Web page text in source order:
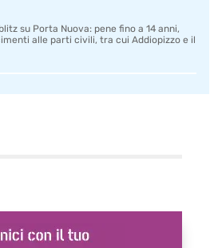
su Porta Nuova: pene fino a 14 anni,
alle parti civili, tra cui Addiopizzo e il